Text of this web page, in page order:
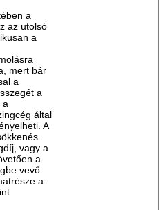
a
az utolsó
a
mert bár
a
a
a
által
A
vagy a
a
vevő
a